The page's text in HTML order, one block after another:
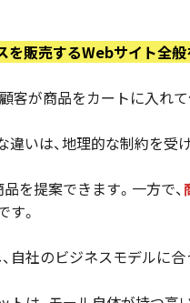
販売するWebサイト全般
客が商品をカートに入れて
いは、地理的な制約を受
を提案できます。一方で、
。
自社のビジネスモデルに